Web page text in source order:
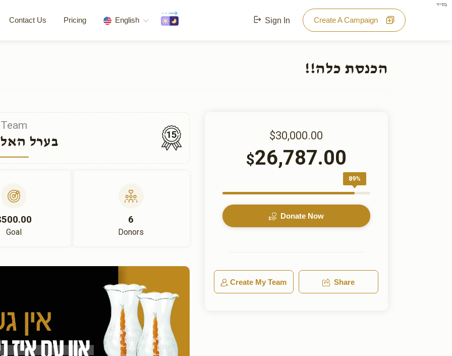
בס"ד
Contact Us Pricing English Sign In Create A Campaign
הכנסת כלה!!
Team
בערל 15
Goal
6
Donors
$30,000.00
$26,787.00
89%
Donate Now
Create My Team Share